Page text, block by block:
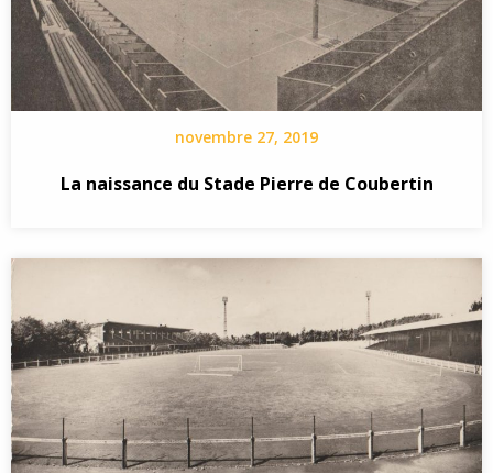
novembre 27, 2019
La naissance du Stade Pierre de Coubertin